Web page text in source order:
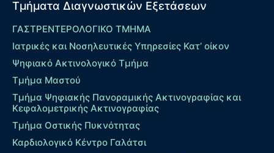
Τμήματα Διαγνωστικών Εξετάσεων
ΓΑΣΤΡΕΝΤΕΡΟΛΟΓΙΚΟ ΤΜΗΜΑ
Ιατρικές και Νοσηλευτικές Υπηρεσίες Κατ’ οίκον
Ψηφιακό Ακτινολογικό Τμήμα
Τμήμα Μαστού
Τμήμα Ψηφιακής Πανοραμικής Ακτινογραφίας και
Κεφαλομετρικής Ακτινογραφίας
Τμήμα Οστικής Πυκνότητας
Καρδιολογικό Κέντρο Γαλάτσι